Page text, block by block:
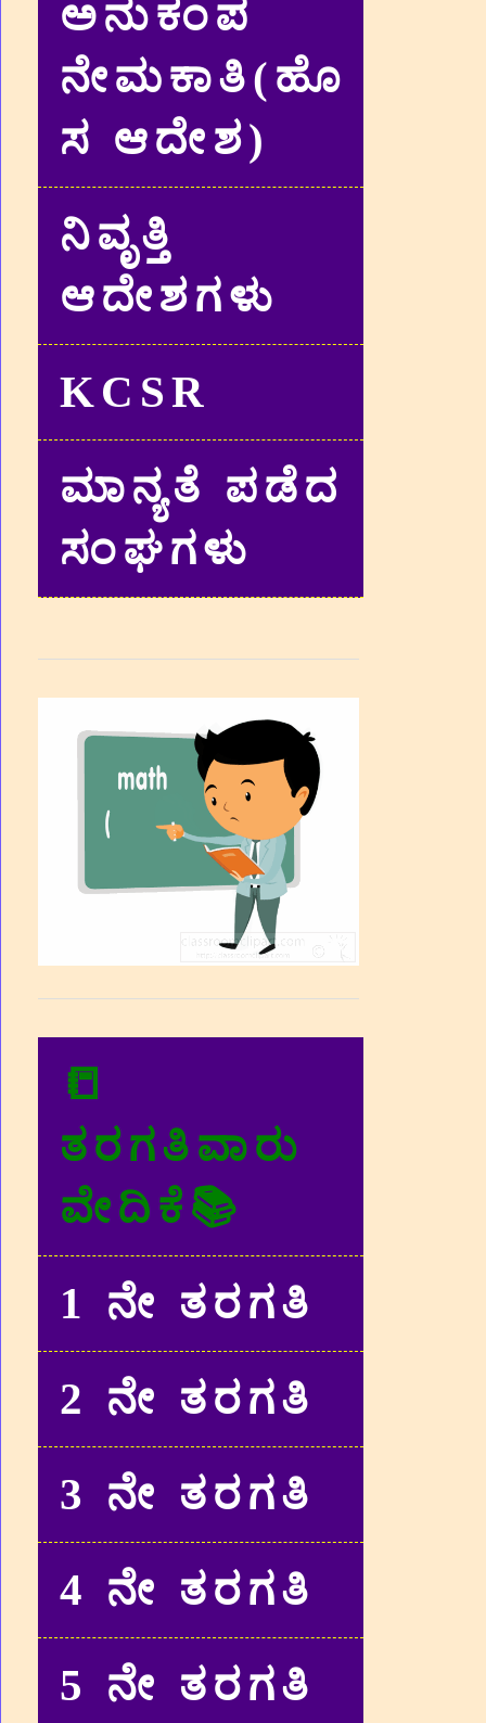
ಅನುಕಂಪ
ನೇಮಕಾತಿ(ಹೊ
ಸ ಆದೇಶ)
ನಿವೃತ್ತಿ
ಆದೇಶಗಳು
KCSR
ಮಾನ್ಯತೆ ಪಡೆದ
ಸಂಘಗಳು
📒
ತರಗತಿವಾರು
ವೇದಿಕೆ📚
1 ನೇ ತರಗತಿ
2 ನೇ ತರಗತಿ
3 ನೇ ತರಗತಿ
4 ನೇ ತರಗತಿ
5 ನೇ ತರಗತಿ